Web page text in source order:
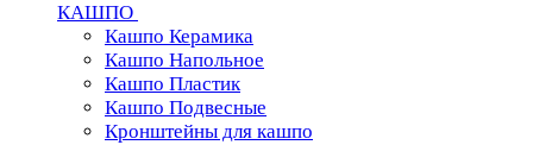
КАШПО
Кашпо Керамика
Кашпо Напольное
Кашпо Пластик
Кашпо Подвесные
Кронштейны для кашпо